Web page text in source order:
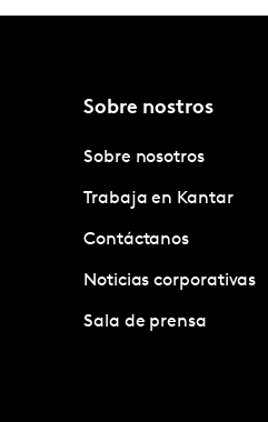
Sobre nostros
Sobre nosotros
Trabaja en Kantar
Contáctanos
Noticias corporativas
Sala de prensa